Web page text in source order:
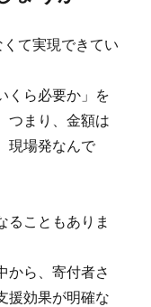
て実現できてい
くら必要か」を
つまり、金額は
現場発なんで
ることもありま
から、寄付者さ
援効果が明確な